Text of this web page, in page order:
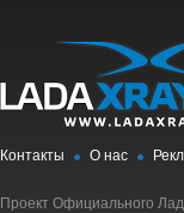
Контакты О нас
Проект Официального